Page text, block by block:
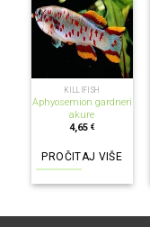
NEMA NA ZALIHI
KILLIFISH
Aphyosemion gardneri
akure
4,65€
PROČITAJ VIŠE